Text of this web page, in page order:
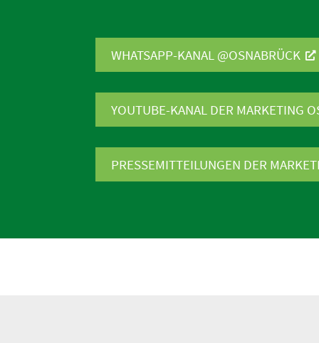
WHATSAPP-KANAL @OSNABRÜCK
YOUTUBE-KANAL DER MARKETING
PRESSE­MIT­TEI­LUNGEN DER